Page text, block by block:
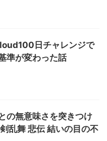
日チャレンジで
準が変わった話
の無意味さを突きつけ
乱舞 悲伝 結いの目の不